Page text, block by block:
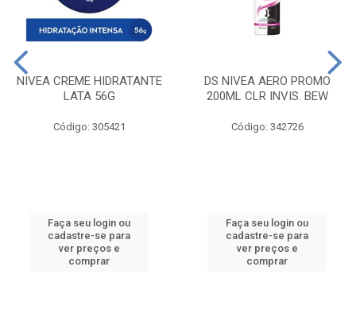
NIVEA CREME HIDRATANTE
LATA 56G
Código: 305421
Faça seu login ou
cadastre-se para
ver preços e
comprar
DS NIVEA AERO PROMO
200ML CLR INVIS. BEW
Código: 342726
Faça seu login ou
cadastre-se para
ver preços e
comprar